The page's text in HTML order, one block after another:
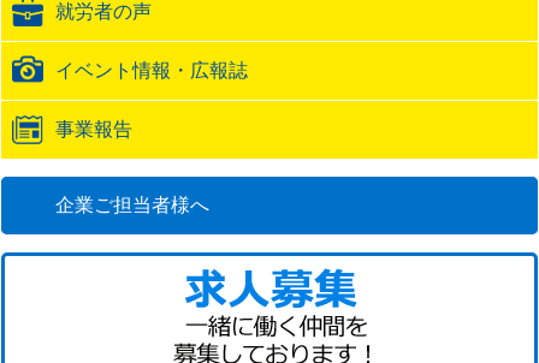
URL就労者の声
イベント情報・広報誌
事業報告
企業ご担当者様へ